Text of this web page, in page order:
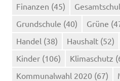
Finanzen (45)
Grundschule (40) Grüne
Handel (38) Haushalt (52)
Kinder (106) Klimaschutz
Kommunalwahl 2020 (67)